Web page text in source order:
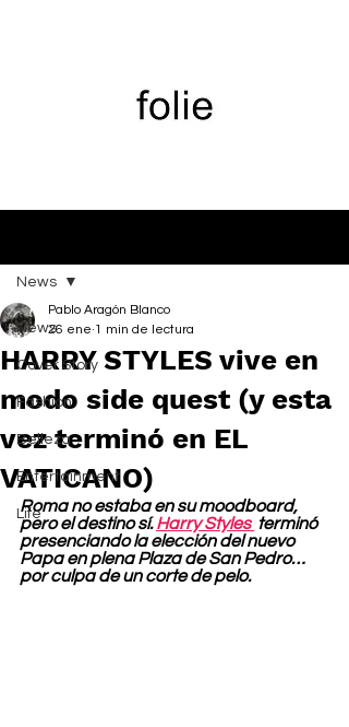
News
Cover Story
Fashion
Belleza
Entertainment
Life
News
HARRY STYLES vive en
modo side quest (y esta
vez terminó en EL
VATICANO)
Pablo Aragón Blanco
26 ene 1 min de lectura
Roma no estaba en su moodboard,
pero el destino sí. Harry Styles terminó
presenciando la elección del nuevo
Papa en plena Plaza de San Pedro…
por culpa de un corte de pelo.